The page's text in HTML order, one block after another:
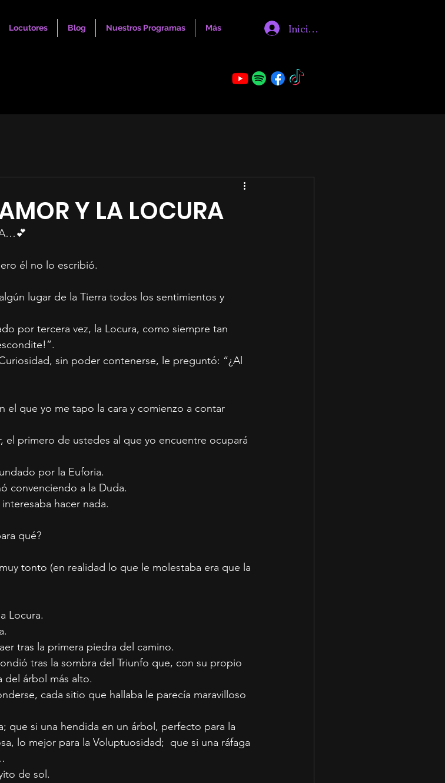
Locutores Blog Nuestros Programas Más Iniciar sesión
Y LA LOCURA
él no lo escribió.
lugar de la Tierra todos los sentimientos y
por tercera vez, la Locura, como siempre tan
sin poder contenerse, le preguntó: “¿Al
que yo me tapo la cara y comienzo a contar
el primero de ustedes al que yo encuentre ocupará
por la Euforia.
convenciendo a la Duda.
hacer nada.
qué?
tonto (en realidad lo que le molestaba era que la
Locura.
tras la primera piedra del camino.
tras la sombra del Triunfo que, con su propio
del árbol más alto.
cada sitio que hallaba le parecía maravilloso
que si una hendida en un árbol, perfecto para la
lo mejor para la Voluptuosidad;  que si una ráfaga
de sol.